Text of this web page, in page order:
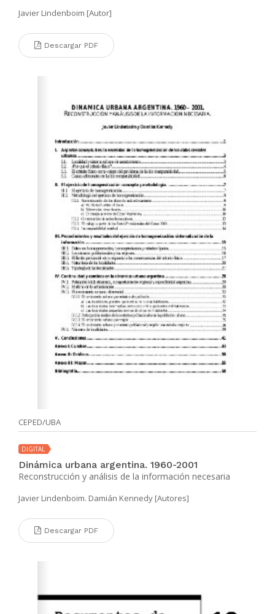
Javier Lindenboim [Autor]
Descargar PDF
CEPED/UBA
DIGITAL
Dinámica urbana argentina. 1960-2001
Reconstrucción y análisis de la información necesaria
Javier Lindenboim. Damián Kennedy [Autores]
Descargar PDF